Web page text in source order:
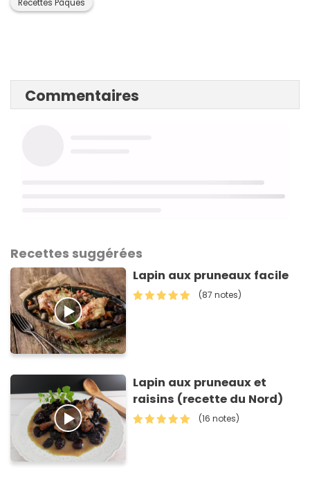
Recettes Pâques
Commentaires
Recettes suggérées
Lapin aux pruneaux facile
(87 notes)
Lapin aux pruneaux et
raisins (recette du Nord)
(16 notes)